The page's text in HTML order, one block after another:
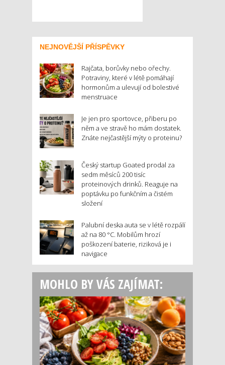
NEJNOVĚJŠÍ PŘÍSPĚVKY
Rajčata, borůvky nebo ořechy.
Potraviny, které v létě pomáhají
hormonům a ulevují od bolestivé
menstruace
Je jen pro sportovce, přiberu po
něm a ve stravě ho mám dostatek.
Znáte nejčastější mýty o proteinu?
Český startup Goated prodal za
sedm měsíců 200 tisíc
proteinových drinků. Reaguje na
poptávku po funkčním a čistém
složení
Palubní deska auta se v létě rozpálí
až na 80 °C. Mobilům hrozí
poškození baterie, riziková je i
navigace
MOHLO BY VÁS ZAJÍMAT: